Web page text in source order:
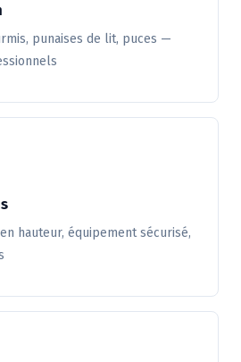
punaises de lit, puces —
hauteur, équipement sécurisé,